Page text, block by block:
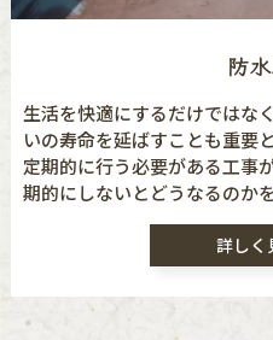
防
生活を快適にするだけではな
いの寿命を延ばすことも重要
定期的に行う必要がある工事
期的にしないとどうなるのか
詳しく